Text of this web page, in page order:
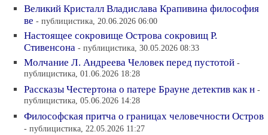
Великий Кристалл Владислава Крапивина философия
ве - публицистика, 20.06.2026 06:00
Настоящее сокровище Острова сокровищ Р.
Стивенсона - публицистика, 30.05.2026 08:33
Молчание Л. Андреева Человек перед пустотой -
публицистика, 01.06.2026 18:28
Рассказы Честертона о патере Брауне детектив как н -
публицистика, 05.06.2026 14:28
Философская притча о границах человечности Остров
- публицистика, 22.05.2026 11:27